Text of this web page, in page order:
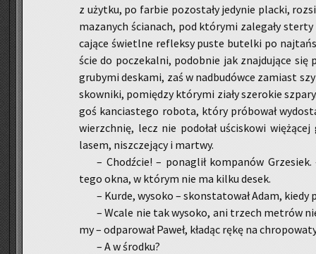
z użyt­ku, po far­bie po­zo­sta­ły je­dy­nie plac­ki,
ma­za­nych ścia­nach, pod któ­ry­mi za­le­ga­ły
ca­ją­ce świetl­ne re­flek­sy puste bu­tel­ki po
ście do po­cze­kal­ni, po­dob­nie jak znaj­du­ją­ce się
gru­by­mi de­ska­mi, zaś w nad­bu­dów­ce za­miast
sko­wni­ki, po­mię­dzy któ­ry­mi ziały sze­ro­kie
goś kan­cia­ste­go ro­bo­ta, który pró­bo­wał
wierzch­nię, lecz nie po­do­łał uści­sko­wi
lasem, nisz­cze­ją­cy i mar­twy.
– Chodź­cie! – po­na­glił kom­pa­nów
tego okna, w któ­rym nie ma kilku desek.
– Kurde, wy­so­ko – skon­sta­to­wał Adam, kiedy
– Wcale nie tak wy­so­ko, ani trzech me­trów
my – od­pa­ro­wał Paweł, kła­dąc rękę na
– A w środ­ku?